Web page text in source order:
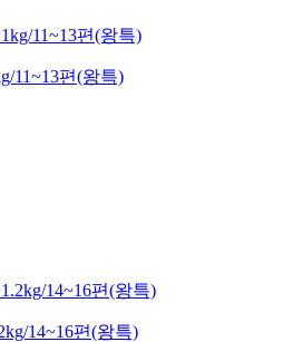
11~13편(왕특)
14~16편(왕특)